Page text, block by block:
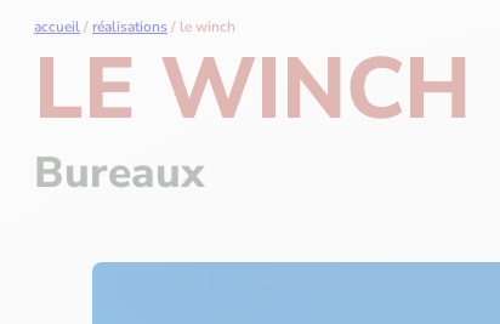
accueil/ réalisations/ le winch
LE WINCH
Bureaux